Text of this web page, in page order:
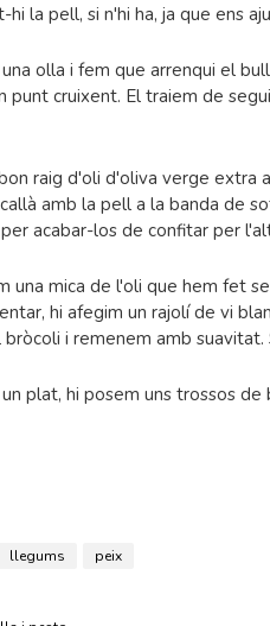
la pell, si n'hi ha, ja que ens
olla i fem que arrenqui el
punt cruixent. El traiem de
raig d'oli d'oliva verge
amb la pell a la banda de
acabar-los de confitar per
una mica de l'oli que hem fet
hi afegim un rajolí de vi
i remenem amb
plat, hi posem uns trossos
llegums peix